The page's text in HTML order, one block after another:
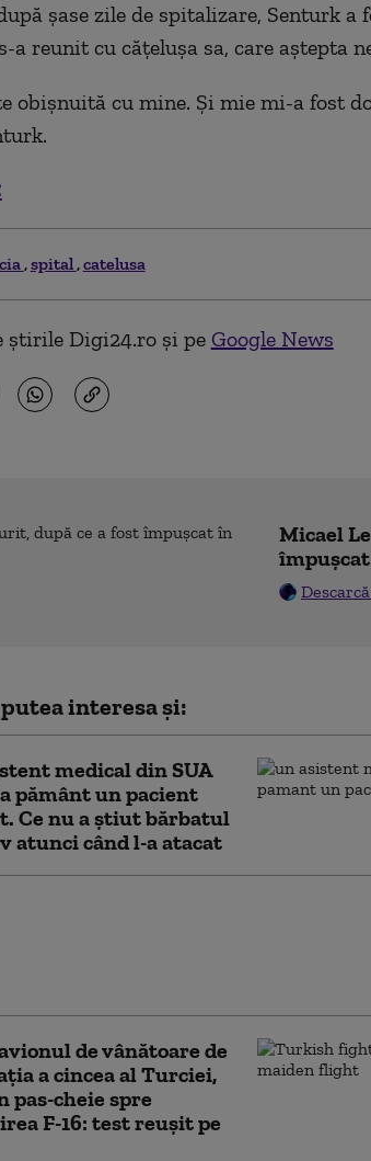
șase zile de spitalizare, Senturk a
a reunit cu cățelușa sa, care aștepta
obișnuită cu mine. Și mie mi-a fost
spital catelusa
știrile Digi24.ro și pe Google News
Micael
interesa și:
medical din SUA
pământ un pacient
Ce nu a știut bărbatul
atunci când l-a atacat
de vânătoare de
a cincea al Turciei,
pas-cheie spre
F-16: test reușit pe